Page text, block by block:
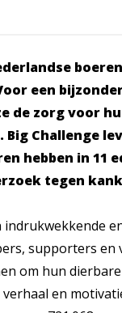
een
de zorg voor
Big Challenge
hebben in 11
tegen
indrukwekkende
supporters en
om hun
en